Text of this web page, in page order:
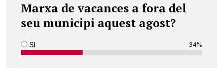
Marxa de vacances a fora del
seu municipi aquest agost?
Sí 34%